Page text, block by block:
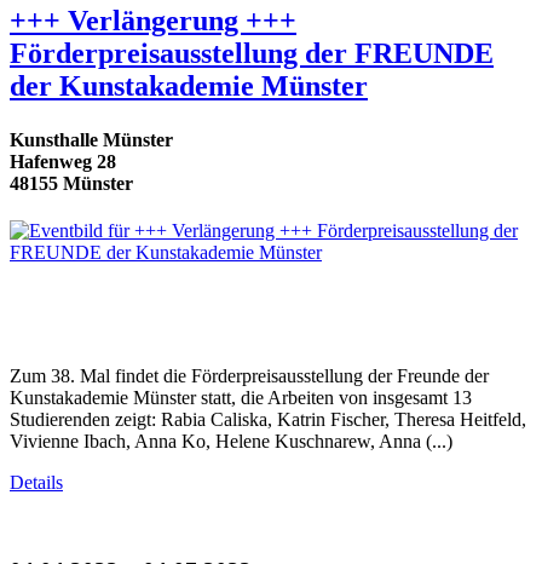
+++ Verlängerung +++
Förderpreisausstellung der FREUNDE
der Kunstakademie Münster
Kunsthalle Münster
Hafenweg 28
48155 Münster
Zum 38. Mal findet die Förderpreisausstellung der Freunde der
Kunstakademie Münster statt, die Arbeiten von insgesamt 13
Studierenden zeigt: Rabia Caliska, Katrin Fischer, Theresa Heitfeld,
Vivienne Ibach, Anna Ko, Helene Kuschnarew, Anna (...)
Details